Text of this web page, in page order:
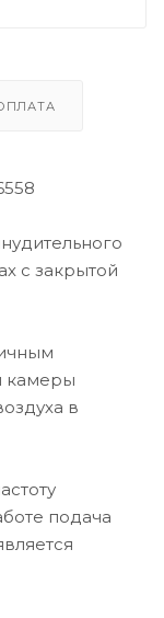
с закрытой
камеры
в
подача